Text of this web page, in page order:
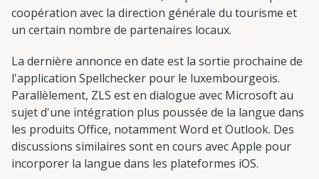
coopération avec la direction générale du tourisme et
un certain nombre de partenaires locaux.
La dernière annonce en date est la sortie prochaine de
l'application Spellchecker pour le luxembourgeois.
Parallèlement, ZLS est en dialogue avec Microsoft au
sujet d'une intégration plus poussée de la langue dans
les produits Office, notamment Word et Outlook. Des
discussions similaires sont en cours avec Apple pour
incorporer la langue dans les plateformes iOS.